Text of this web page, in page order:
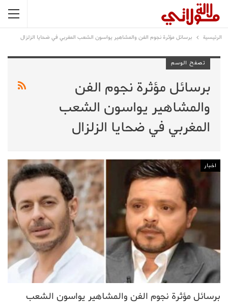
الرئيسية برسائل مؤثرة نجوم الفن والمشاهير يواسون الشعب المغربي في ضحايا الزلزال
تصفح الوسم
برسائل مؤثرة نجوم الفن
والمشاهير يواسون الشعب
المغربي في ضحايا الزلزال
اخبار
برسائل مؤثرة نجوم الفن والمشاهير يواسون الشعب